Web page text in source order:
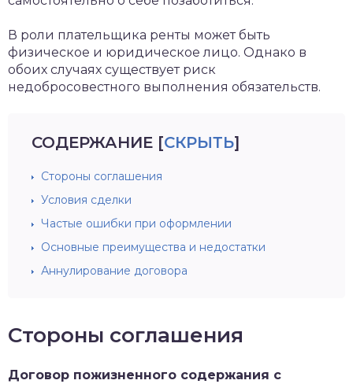
В роли плательщика ренты может быть
физическое и юридическое лицо. Однако в
обоих случаях существует риск
недобросовестного выполнения обязательств.
СОДЕРЖАНИЕ [СКРЫТЬ]
Стороны соглашения
Условия сделки
Частые ошибки при оформлении
Основные преимущества и недостатки
Аннулирование договора
Стороны соглашения
Договор пожизненного содержания с